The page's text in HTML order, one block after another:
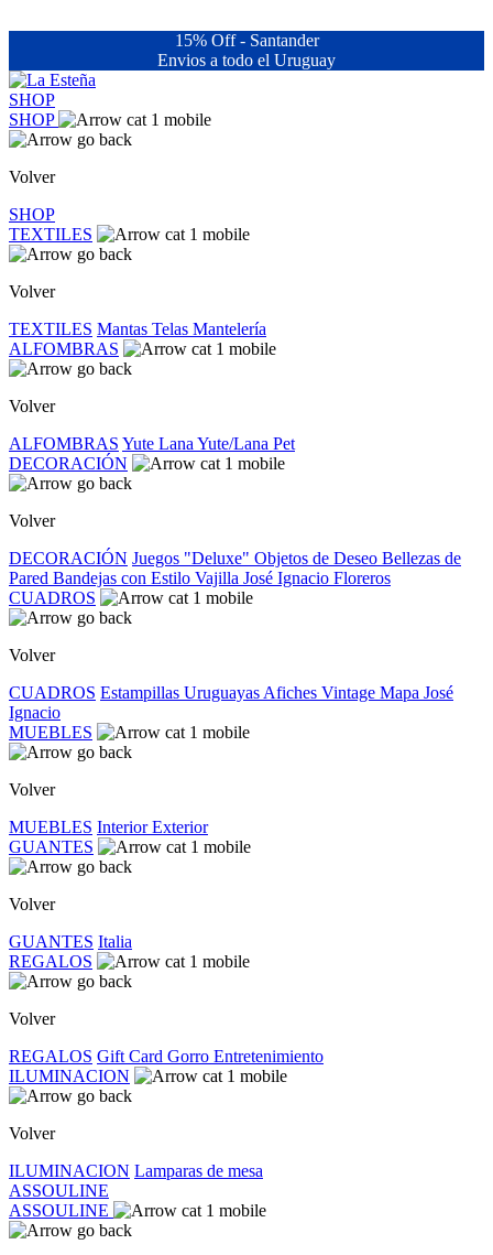
15% Off - Santander
Envios a todo el Uruguay
SHOP
SHOP
Volver
SHOP
TEXTILES
Volver
TEXTILES Mantas Telas Mantelería
ALFOMBRAS
Volver
ALFOMBRAS Yute Lana Yute/Lana Pet
DECORACIÓN
Volver
DECORACIÓN Juegos "Deluxe" Objetos de Deseo Bellezas de
Pared Bandejas con Estilo Vajilla José Ignacio Floreros
CUADROS
Volver
CUADROS Estampillas Uruguayas Afiches Vintage Mapa José
Ignacio
MUEBLES
Volver
MUEBLES InteriorExterior
GUANTES
Volver
GUANTES Italia
REGALOS
Volver
REGALOS Gift Card Gorro Entretenimiento
ILUMINACION
Volver
ILUMINACION Lamparas de mesa
ASSOULINE
ASSOULINE